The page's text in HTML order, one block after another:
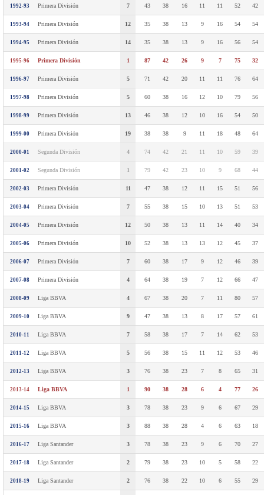
1992-93 Primera División 7 43 38 16 11 11 52 42
1993-94 Primera División 12 35 38 13 9 16 54 54
1994-95 Primera División 14 35 38 13 9 16 56 54
1995-96 Primera División 1 87 42 26 9 7 75 32
1996-97 Primera División 5 71 42 20 11 11 76 64
1997-98 Primera División 5 60 38 16 12 10 79 56
1998-99 Primera División 13 46 38 12 10 16 54 50
1999-00 Primera División 19 38 38 9 11 18 48 64
2000-01 Segunda División 4 74 42 21 11 10 59 39
2001-02 Segunda División 1 79 42 23 10 9 68 44
2002-03 Primera División 11 47 38 12 11 15 51 56
2003-04 Primera División 7 55 38 15 10 13 51 53
2004-05 Primera División 12 50 38 13 11 14 40 34
2005-06 Primera División 10 52 38 13 13 12 45 37
2006-07 Primera División 7 60 38 17 9 12 46 39
2007-08 Primera División 4 64 38 19 7 12 66 47
2008-09 Liga BBVA 4 67 38 20 7 11 80 57
2009-10 Liga BBVA 9 47 38 13 8 17 57 61
2010-11 Liga BBVA 7 58 38 17 7 14 62 53
2011-12 Liga BBVA 5 56 38 15 11 12 53 46
2012-13 Liga BBVA 3 76 38 23 7 8 65 31
2013-14 Liga BBVA 1 90 38 28 6 4 77 26
2014-15 Liga BBVA 3 78 38 23 9 6 67 29
2015-16 Liga BBVA 3 88 38 28 4 6 63 18
2016-17 Liga Santander 3 78 38 23 9 6 70 27
2017-18 Liga Santander 2 79 38 23 10 5 58 22
2018-19 Liga Santander 2 76 38 22 10 6 55 29